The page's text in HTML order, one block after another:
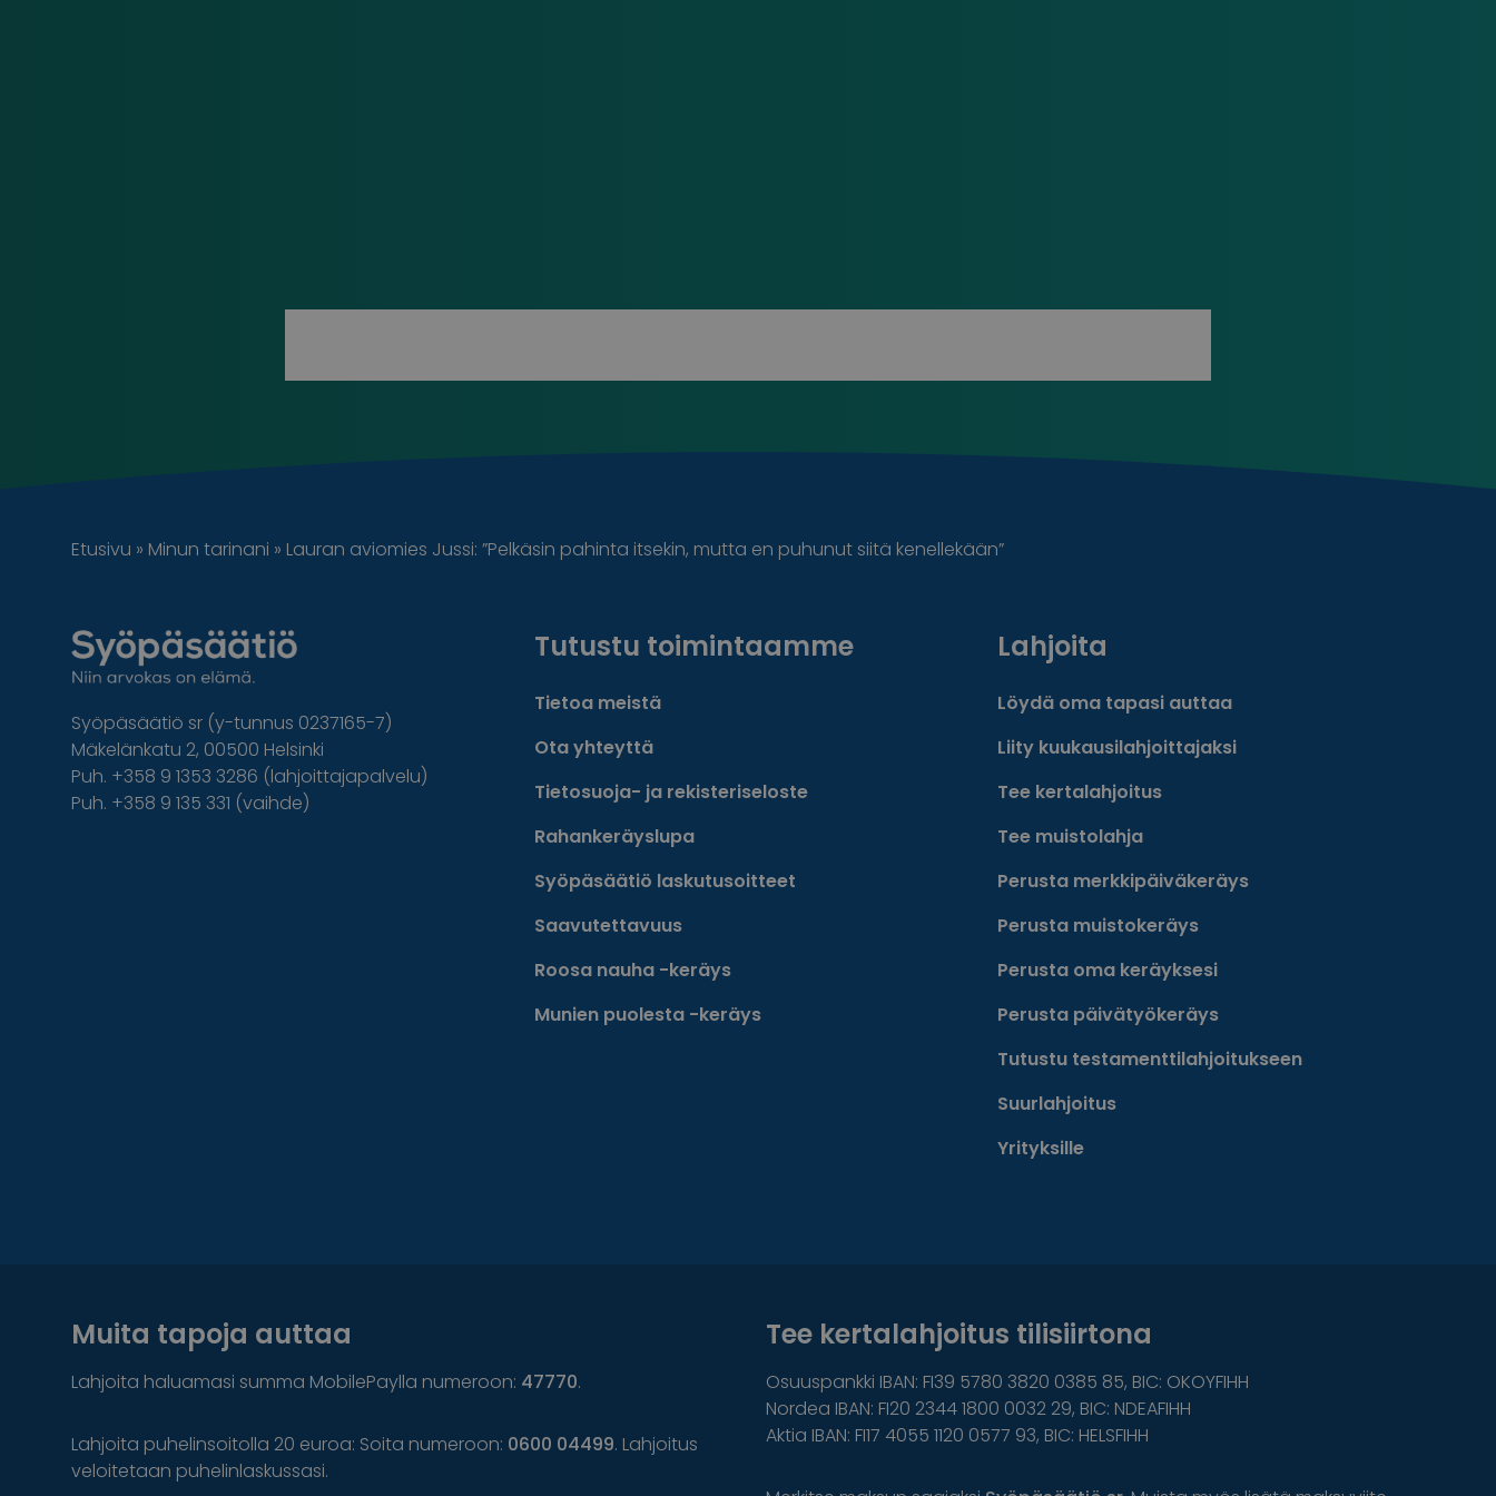
Etusivu » Minun tarinani » Lauran aviomies Jussi: ”Pelkäsin pahinta itsekin, mutta en puhunut siitä kenellekään”
Syöpäsäätiö sr (y-tunnus 0237165-7)
Mäkelänkatu 2, 00500 Helsinki
Puh. +358 9 1353 3286 (lahjoittajapalvelu)
Puh. +358 9 135 331 (vaihde)
Tutustu toimintaamme
Tietoa meistä
Ota yhteyttä
Tietosuoja- ja rekisteriseloste
Rahankeräyslupa
Syöpäsäätiö laskutusoitteet
Saavutettavuus
Roosa nauha -keräys
Munien puolesta -keräys
Lahjoita
Löydä oma tapasi auttaa
Liity kuukausilahjoittajaksi
Tee kertalahjoitus
Tee muistolahja
Perusta merkkipäiväkeräys
Perusta muistokeräys
Perusta oma keräyksesi
Perusta päivätyökeräys
Tutustu testamenttilahjoitukseen
Suurlahjoitus
Yrityksille
Muita tapoja auttaa
Lahjoita haluamasi summa MobilePaylla numeroon: 47770.
Lahjoita puhelinsoitolla 20 euroa: Soita numeroon: 0600 04499. Lahjoitus
veloitetaan puhelinlaskussasi.
Tee kertalahjoitus tilisiirtona
Osuuspankki IBAN: FI39 5780 3820 0385 85, BIC: OKOYFIHH
Nordea IBAN: FI20 2344 1800 0032 29, BIC: NDEAFIHH
Aktia IBAN: FI17 4055 1120 0577 93, BIC: HELSFIHH